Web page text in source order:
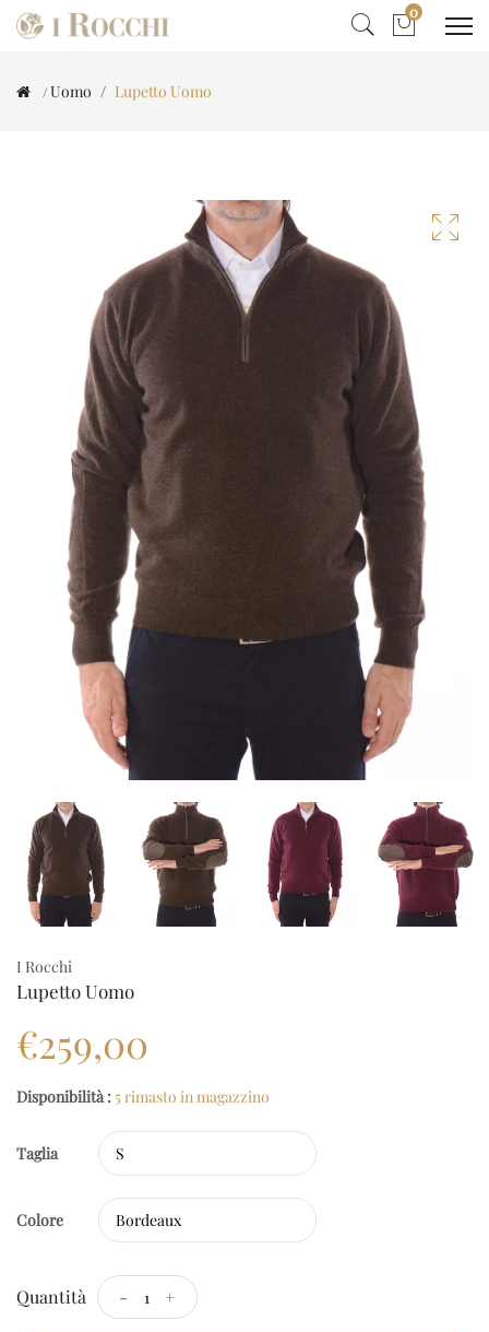
0
Uomo Lupetto Uomo
I Rocchi
Lupetto Uomo
€259,00
Disponibilità : 5 rimasto in magazzino
Taglia
Colore
Quantità - +